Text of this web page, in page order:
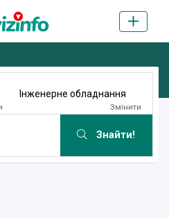
Інженерне обладнання
Змінити
Знайти!